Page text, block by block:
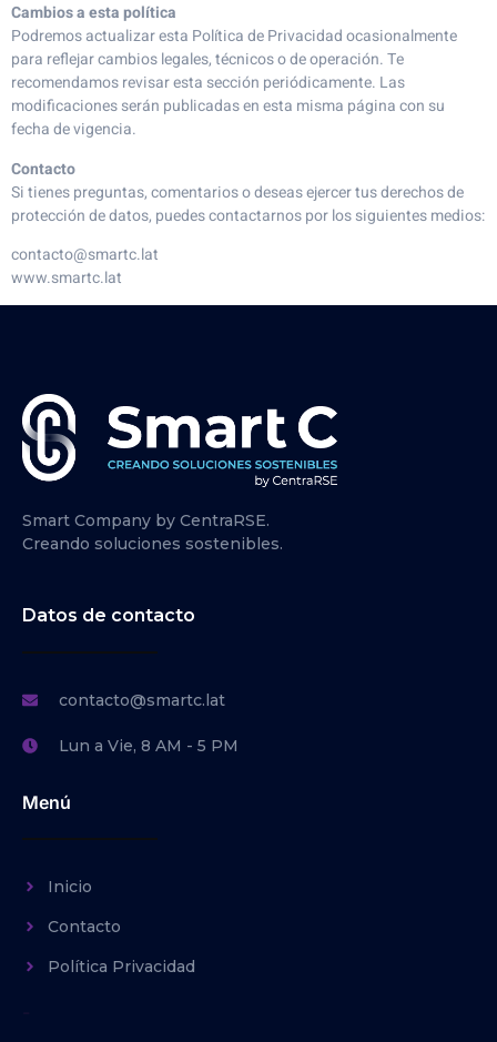
Cambios a esta política
Podremos actualizar esta Política de Privacidad ocasionalmente
para reflejar cambios legales, técnicos o de operación. Te
recomendamos revisar esta sección periódicamente. Las
modificaciones serán publicadas en esta misma página con su
fecha de vigencia.
Contacto
Si tienes preguntas, comentarios o deseas ejercer tus derechos de
protección de datos, puedes contactarnos por los siguientes medios:
contacto@smartc.lat
www.smartc.lat
Smart Company by CentraRSE.
Creando soluciones sostenibles.
Datos de contacto
contacto@smartc.lat
Lun a Vie, 8 AM - 5 PM
Menú
Inicio
Contacto
Política Privacidad